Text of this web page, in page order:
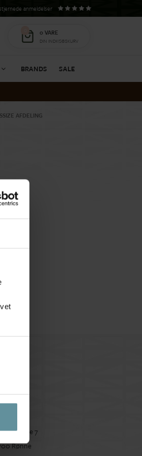
anmeldelser
0 VARE
DIN INDKØBSKURV
BRANDS SALE
AFDELING
7
Rønne